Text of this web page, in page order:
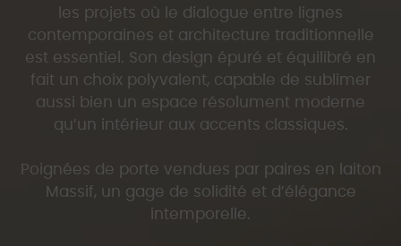
les projets où le dialogue entre lignes
contemporaines et architecture traditionnelle
est essentiel. Son design épuré et équilibré en
fait un choix polyvalent, capable de sublimer
aussi bien un espace résolument moderne
qu’un intérieur aux accents classiques.
Poignées de porte vendues par paires en laiton
Massif, un gage de solidité et d’élégance
intemporelle.
un montage précis et sans effort.
Usage intérieur/extérieur– Résistance aux
intempéries et à l’usure quotidienne.
Compatibilité universelle– Adaptée aux
verrous tubulaires et à toutes les épaisseurs de
porte standard.
de 8 mm inclus + adaptateur pour carré de 7
mm.
Préparation de la porte– Perçage requis : Ø30